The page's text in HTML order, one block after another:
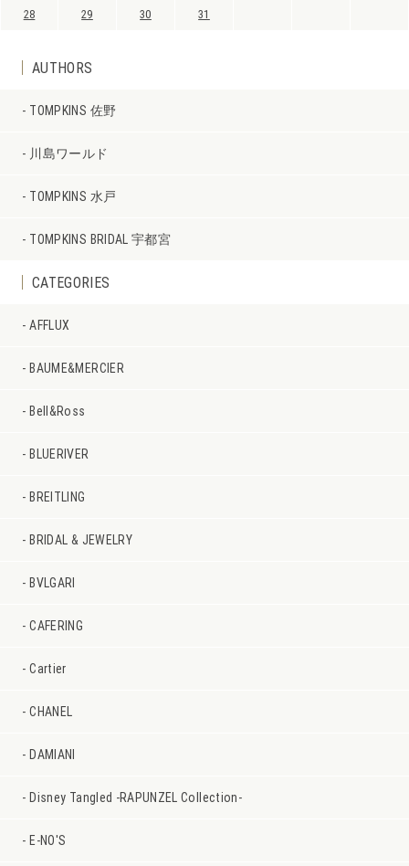
28 29 30 31
AUTHORS
TOMPKINS 佐野
川島ワールド
TOMPKINS 水戸
TOMPKINS BRIDAL 宇都宮
CATEGORIES
AFFLUX
BAUME&MERCIER
Bell&Ross
BLUERIVER
BREITLING
BRIDAL & JEWELRY
BVLGARI
CAFERING
Cartier
CHANEL
DAMIANI
Disney Tangled -RAPUNZEL Collection-
E-NO'S